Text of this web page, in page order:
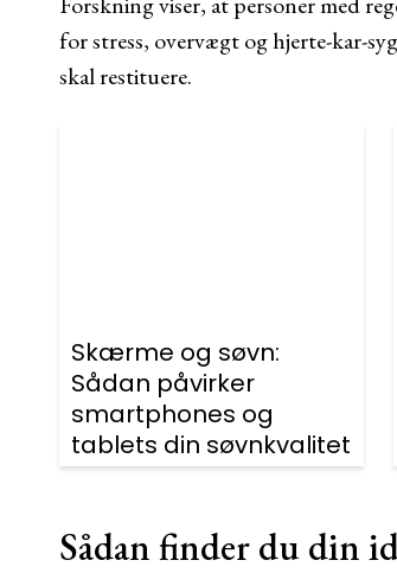
for stress, overvægt og hjerte-kar-
skal restituere.
Skærme og søvn:
Sådan påvirker
smartphones og
tablets din søvnkvalitet
Sådan finder du din